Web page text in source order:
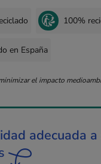
100%
en España
el impacto
adecuada a